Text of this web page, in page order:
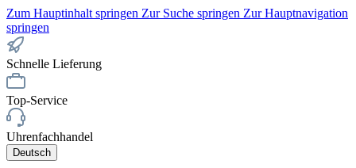
Zum Hauptinhalt springen Zur Suche springen Zur Hauptnavigation
springen
Schnelle Lieferung
Top-Service
Uhrenfachhandel
Deutsch